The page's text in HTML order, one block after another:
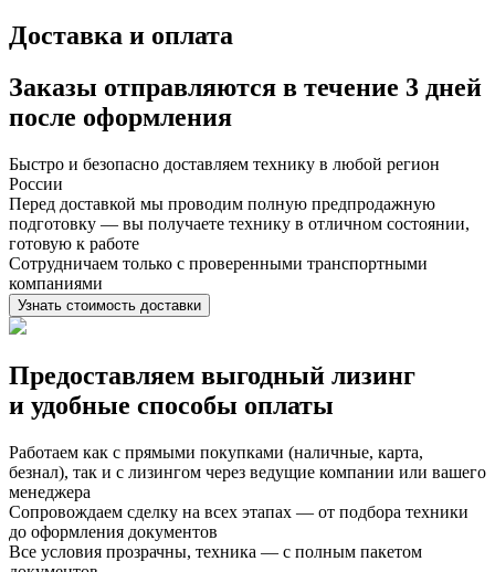
Доставка и оплата
Заказы отправляются в течение 3 дней
после оформления
Быстро и безопасно доставляем технику в любой регион
России
Перед доставкой мы проводим полную предпродажную
подготовку — вы получаете технику в отличном состоянии,
готовую к работе
Сотрудничаем только с проверенными транспортными
компаниями
Узнать стоимость доставки
Предоставляем выгодный лизинг
и удобные способы оплаты
Работаем как с прямыми покупками (наличные, карта,
безнал), так и с лизингом через ведущие компании или вашего
менеджера
Сопровождаем сделку на всех этапах — от подбора техники
до оформления документов
Все условия прозрачны, техника — с полным пакетом